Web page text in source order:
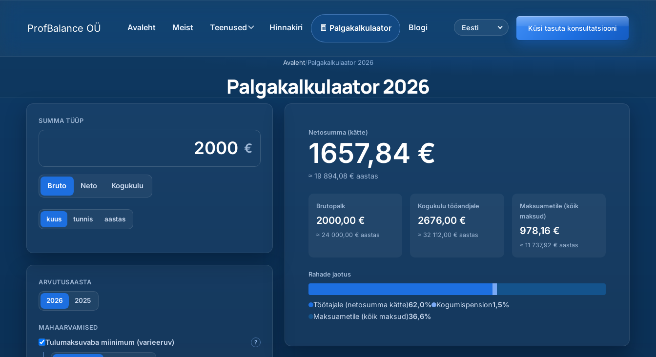
ProfBalance OÜ Avaleht Meist Teenused Hinnakiri Palgakalkulaator Blogi Eesti Küsi tasuta konsultatsiooni
Avaleht/Palgakalkulaator 2026
Palgakalkulaator 2026
SUMMA TÜÜP
€
Summa tüüp
Bruto Neto Kogukulu
Ajaühik
kuus tunnis aastas
Netosumma (kätte): 1657,84 €. Brutopalk: 2000,00 €. Kogukulu tööandjale: 2676,00 €. Maksuametile
Netosumma (kätte)
1657,84 €
≈ 19 894,08 € aastas
Brutopalk
2000,00 €
≈ 24 000,00 € aastas
Kogukulu tööandjale
2676,00 €
≈ 32 112,00 € aastas
Maksuametile (kõik
maksud)
978,16 €
≈ 11 737,92 € aastas
Rahade jaotus
Töötajale (netosumma kätte)62,0% Kogumispension1,5%
Maksuametile (kõik maksud)36,6%
ARVUTUSAASTA
2026 2025
MAHAARVAMISED
Tulumaksuvaba miinimum (varieeruv) ?